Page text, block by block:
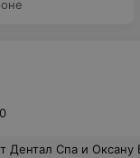
довольна её профессиональной